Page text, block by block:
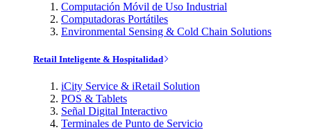
Computación Móvil de Uso Industrial
Computadoras Portátiles
Environmental Sensing & Cold Chain Solutions
Retail Inteligente & Hospitalidad
iCity Service & iRetail Solution
POS & Tablets
Señal Digital Interactivo
Terminales de Punto de Servicio